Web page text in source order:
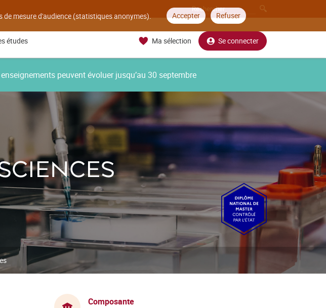
mesure d'audience (statistiques anonymes). Accepter Refuser
études Ma sélection Se connecter
peuvent évoluer jusqu’au 30 septembre
Composante